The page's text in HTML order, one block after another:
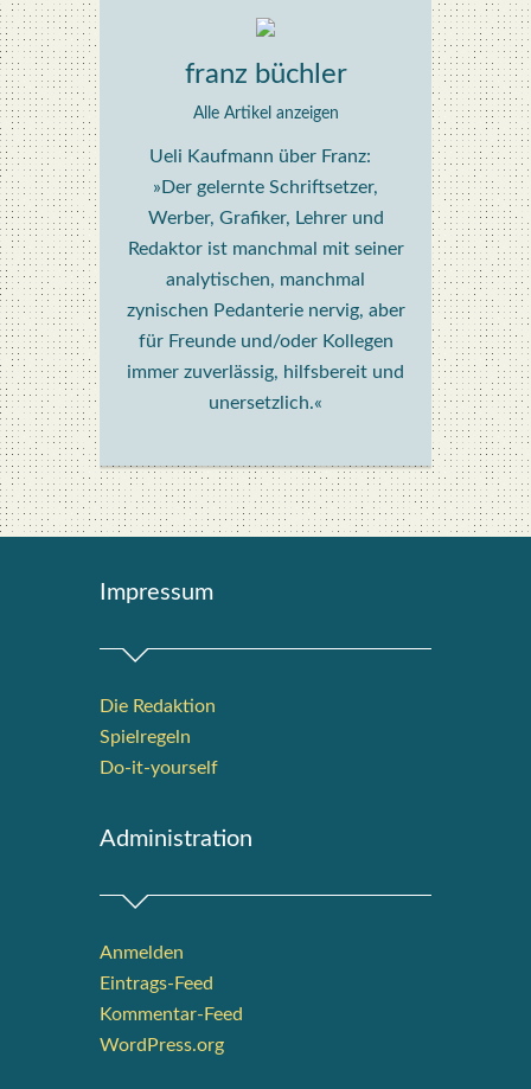
franz büchler
Alle Artikel anzeigen
Ueli Kaufmann über Franz:
»Der gelernte Schriftsetzer,
Werber, Grafiker, Lehrer und
Redaktor ist manchmal mit seiner
analytischen, manchmal
zynischen Pedanterie nervig, aber
für Freunde und/oder Kollegen
immer zuverlässig, hilfsbereit und
unersetzlich.«
Impres­sum
Die Redak­ti­on
Spiel­re­geln
Do-it-your­s­elf
Admi­nis­tra­ti­on
Anmelden
Eintrags-Feed
Kommentar-Feed
WordPress.org